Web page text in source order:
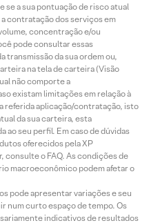
a sua pontuação de risco atual
contratação dos serviços em
concentração e/ou
pode consultar essas
da sua ordem ou,
na tela de carteira (Visão
não comporte a
existam limitações em relação à
referida aplicação/contratação, isto
da sua carteira, esta
ao seu perfil. Em caso de dúvidas
oferecidos pela XP
consulte o FAQ. As condições de
macroeconômico podem afetar o
pode apresentar variações e seu
num curto espaço de tempo. Os
indicativos de resultados